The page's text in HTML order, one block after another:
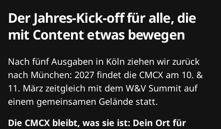
Der Jahres-Kick-off für alle, die
mit Content etwas bewegen
Nach fünf Ausgaben in Köln ziehen wir zurück
nach München: 2027 findet die CMCX am 10. &
11. März zeitgleich mit dem W&V Summit auf
einem gemeinsamen Gelände statt.
Die CMCX bleibt, was sie ist: Dein Ort für